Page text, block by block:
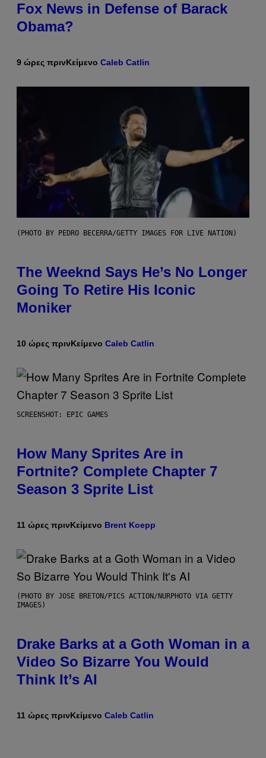
Fox News in Defense of Barack
Obama?
9 ώρες πρινΚείμενο Caleb Catlin
(PHOTO BY PEDRO BECERRA/GETTY IMAGES FOR LIVE NATION)
The Weeknd Says He’s No Longer
Going To Retire His Iconic
Moniker
10 ώρες πρινΚείμενο Caleb Catlin
SCREENSHOT: EPIC GAMES
How Many Sprites Are in
Fortnite? Complete Chapter 7
Season 3 Sprite List
11 ώρες πρινΚείμενο Brent Koepp
(PHOTO BY JOSE BRETON/PICS ACTION/NURPHOTO VIA GETTY
IMAGES)
Drake Barks at a Goth Woman in a
Video So Bizarre You Would
Think It’s AI
11 ώρες πρινΚείμενο Caleb Catlin